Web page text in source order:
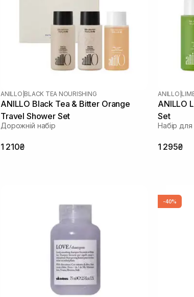
ANILLO BLACK TEA NOURISHING
ANILLO Black Tea & Bitter Orange
Travel Shower Set
Дорожній набір
1 210₴
ANILLO
ANILLO
Set
Набір
1 295₴
-40%